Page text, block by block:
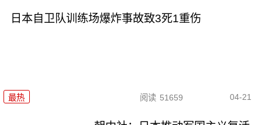
日本自卫队训练场爆炸事故致3死1重伤
最热 阅读 51659 04-21